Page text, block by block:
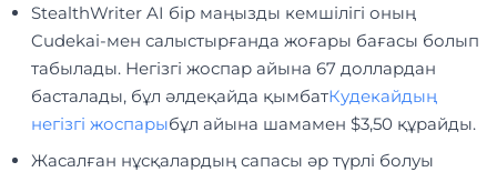
StealthWriter AI бір маңызды кемшілігі оның
Cudekai-мен салыстырғанда жоғары бағасы болып
табылады. Негізгі жоспар айына 67 доллардан
басталады, бұл әлдеқайда қымбатКудекайдың
негізгі жоспарыбұл айына шамамен $3,50 құрайды.
Жасалған нұсқалардың сапасы әр түрлі болуы